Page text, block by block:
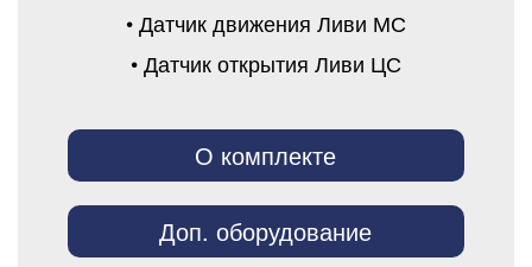
• Датчик движения Ливи МС
• Датчик открытия Ливи ЦС
О комплекте
Доп. оборудование